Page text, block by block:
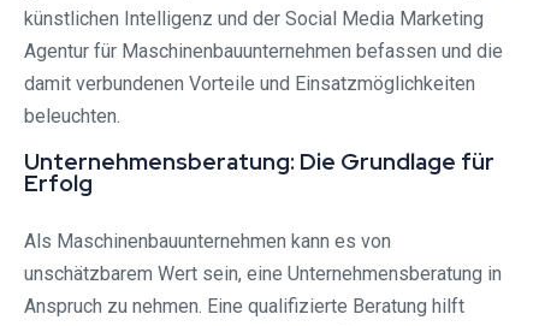
künstlichen Intelligenz und der Social Media Marketing
Agentur für Maschinenbauunternehmen befassen und die
damit verbundenen Vorteile und Einsatzmöglichkeiten
beleuchten.
Unternehmensberatung: Die Grundlage für
Erfolg
Als Maschinenbauunternehmen kann es von
unschätzbarem Wert sein, eine Unternehmensberatung in
Anspruch zu nehmen. Eine qualifizierte Beratung hilft